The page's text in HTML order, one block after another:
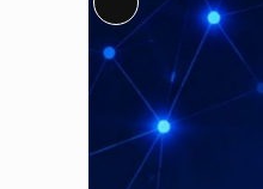
Long
Description